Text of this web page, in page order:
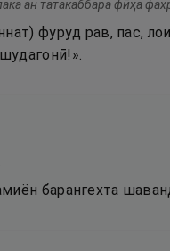
ан татакаббара фӣҳа
фуруд рав, пас,
барангехта